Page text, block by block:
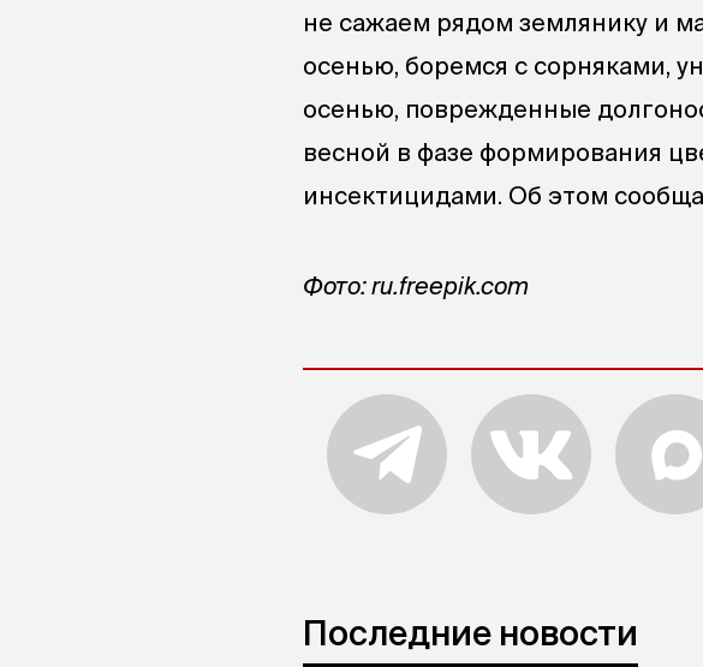
не сажаем рядом землянику и
осенью, боремся с сорняками,
осенью, поврежденные
весной в фазе формирования
инсектицидами. Об этом
Фото: ru.freepik.com
Последние новости